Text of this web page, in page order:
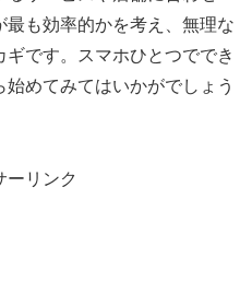
も効率的かを考え、無理な
です。スマホひとつででき
めてみてはいかがでしょう
ーリンク